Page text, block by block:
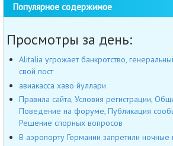
Популярное содержимое
Просмотры за день:
Alitalia угрожает банкротство,
свой пост
авиакасса хаво йуллари
Правила сайта, Условия регистрации,
Поведение на форуме, Публикация
Решение спорных вопросов
В аэропорту Германии запретили ночные